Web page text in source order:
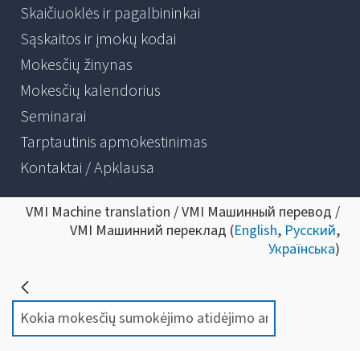
Skaičiuoklės ir pagalbininkai
Sąskaitos ir įmokų kodai
Mokesčių žinynas
Mokesčių kalendorius
Seminarai
Tarptautinis apmokestinimas
Kontaktai / Apklausa
VMI Machine translation / VMI Машинный перевод /
VMI Машинний переклад (English, Русский,
Українська)